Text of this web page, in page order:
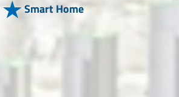
Smart Home